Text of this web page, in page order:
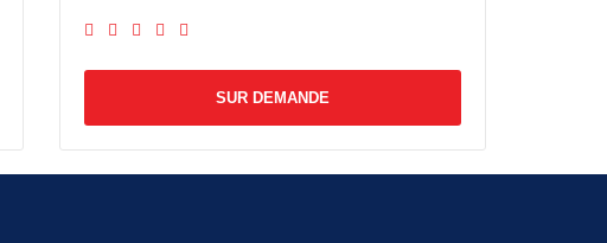
SUR DEMANDE